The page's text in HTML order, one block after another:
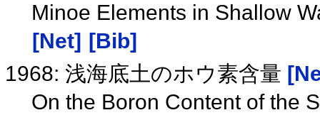
Minoe Elements in Shallow
[Net]
[Bib]
1968: 浅海底土のホウ素含量
On the Boron Content of the